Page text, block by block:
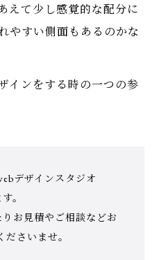
えて少し感覚的な配分に
やすい側面もあるのかな
インをする時の一つの参
デザインスタジオ
。
お見積やご相談などお
さいませ。